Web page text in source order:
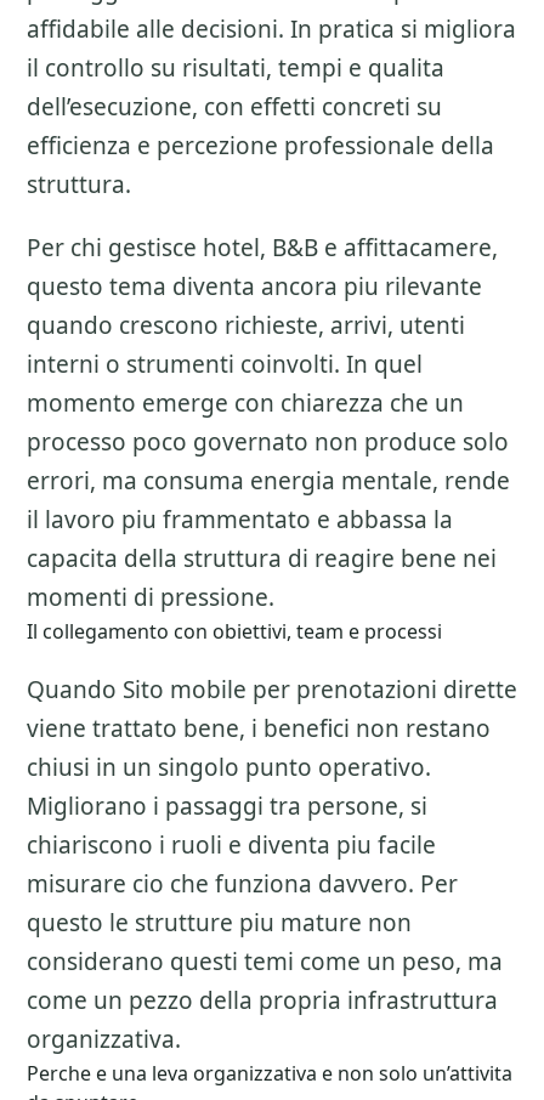
affidabile alle decisioni. In pratica si migliora
il controllo su risultati, tempi e qualita
dell’esecuzione, con effetti concreti su
efficienza e percezione professionale della
struttura.
Per chi gestisce hotel, B&B e affittacamere,
questo tema diventa ancora piu rilevante
quando crescono richieste, arrivi, utenti
interni o strumenti coinvolti. In quel
momento emerge con chiarezza che un
processo poco governato non produce solo
errori, ma consuma energia mentale, rende
il lavoro piu frammentato e abbassa la
capacita della struttura di reagire bene nei
momenti di pressione.
Il collegamento con obiettivi, team e processi
Quando Sito mobile per prenotazioni dirette
viene trattato bene, i benefici non restano
chiusi in un singolo punto operativo.
Migliorano i passaggi tra persone, si
chiariscono i ruoli e diventa piu facile
misurare cio che funziona davvero. Per
questo le strutture piu mature non
considerano questi temi come un peso, ma
come un pezzo della propria infrastruttura
organizzativa.
Perche e una leva organizzativa e non solo un’attivita